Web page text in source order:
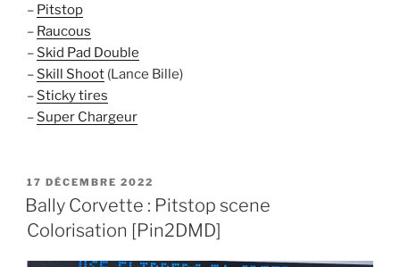
– Pitstop
– Raucous
– Skid Pad Double
– Skill Shoot (Lance Bille)
– Sticky tires
– Super Chargeur
PUBLIÉ
LE
17 DÉCEMBRE 2022
Bally Corvette : Pitstop scene
Colorisation [Pin2DMD]